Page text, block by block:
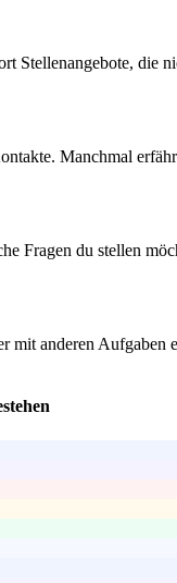
Stellenangebote,
Manchmal
Fragen du stellen
anderen Aufgaben